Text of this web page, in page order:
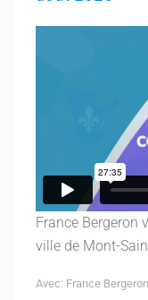
France Bergeron
ville de Mont-
Avec: France